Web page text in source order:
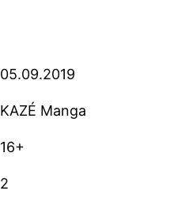
05.09.2019
KAZÉ Manga
16+
2